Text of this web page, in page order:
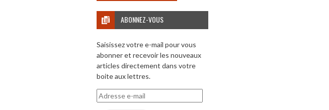
ABONNEZ-VOUS
Saisissez votre e-mail pour vous
abonner et recevoir les nouveaux
articles directement dans votre
boite aux lettres.
Adresse
e-